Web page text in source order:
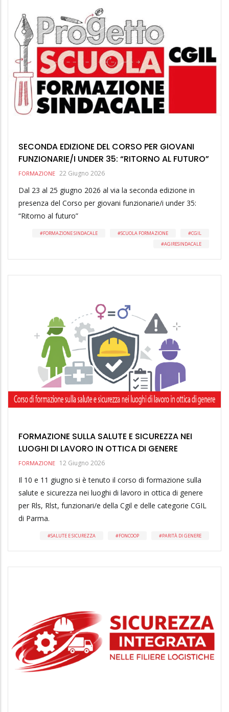
SECONDA EDIZIONE DEL CORSO PER GIOVANI
FUNZIONARIE/I UNDER 35: “RITORNO AL FUTURO”
FORMAZIONE 22 Giugno 2026
Dal 23 al 25 giugno 2026 al via la seconda edizione in
presenza del Corso per giovani funzionarie/i under 35:
“Ritorno al futuro”
FORMAZIONE SINDACALE SCUOLA FORMAZIONE
CGIL
AGIRESINDACALE
FORMAZIONE SULLA SALUTE E SICUREZZA NEI
LUOGHI DI LAVORO IN OTTICA DI GENERE
FORMAZIONE 12 Giugno 2026
Il 10 e 11 giugno si è tenuto il corso di formazione sulla
salute e sicurezza nei luoghi di lavoro in ottica di genere
per Rls, Rlst, funzionari/e della Cgil e delle categorie CGIL
di Parma.
SALUTE E SICUREZZA FONCOOP PARITÀ DI GENERE